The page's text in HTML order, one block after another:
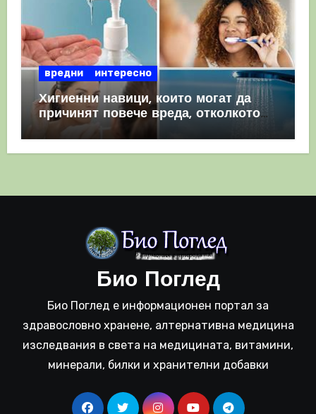
вредни интересно
Хигиенни навици, които могат да
причинят повече вреда, отколкото
полза
Био Поглед
Био Поглед е информационен портал за
здравословно хранене, алтернативна медицина
изследвания в света на медицината, витамини,
минерали, билки и хранителни добавки